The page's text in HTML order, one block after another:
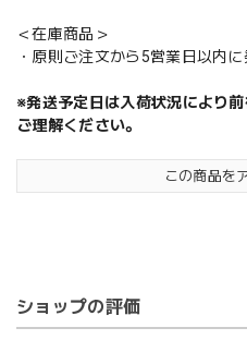
＜在庫商品＞
・原則ご注文から5営業日以内に
※発送予定日は入荷状況により
ご理解ください。
この商品を
ショップの評価